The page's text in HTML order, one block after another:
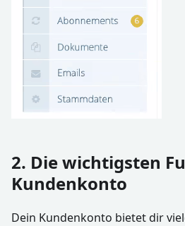
2. Die wichtigsten
Kundenkonto
Dein Kundenkonto bietet dir